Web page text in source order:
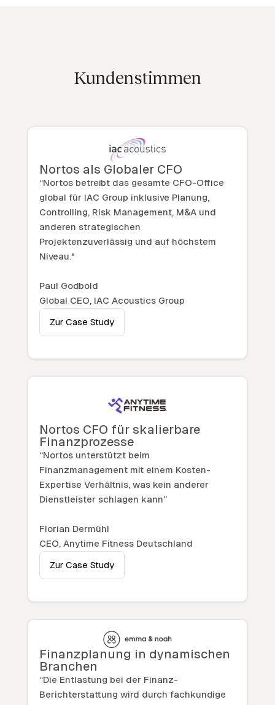
Kundenstimmen
Nortos als Globaler CFO
“Nortos betreibt das gesamte CFO-Office
global für IAC Group inklusive Planung,
Controlling, Risk Management, M&A und
anderen strategischen
Projektenzuverlässig und auf höchstem
Niveau."
Paul Godbold
Global CEO, IAC Acoustics Group
Zur Case Study
Nortos CFO für skalierbare
Finanzprozesse
“Nortos unterstützt beim
Finanzmanagement mit einem Kosten-
Expertise Verhältnis, was kein anderer
Dienstleister schlagen kann”
Florian Dermühl
CEO, Anytime Fitness Deutschland
Zur Case Study
Finanzplanung in dynamischen
Branchen
“Die Entlastung bei der Finanz-
Berichterstattung wird durch fachkundige